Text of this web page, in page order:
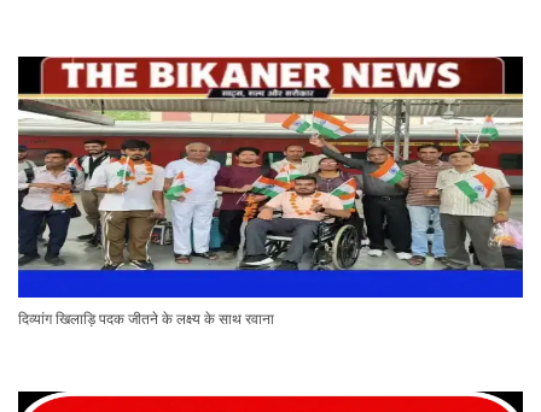
दिव्यांग खिलाड़ि पदक जीतने के लक्ष्य के साथ रवाना